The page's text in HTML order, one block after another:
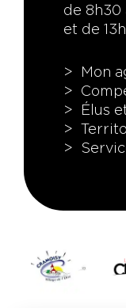
de 8h30
et de
Mon
Élus